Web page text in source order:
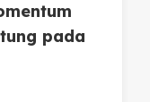
pada